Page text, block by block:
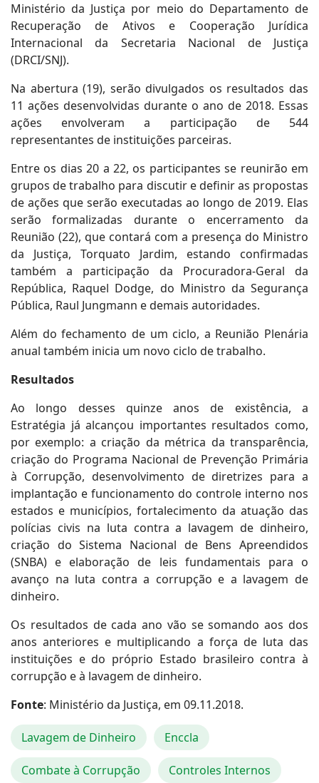
Ministério da Justiça por meio do Departamento de
Recuperação de Ativos e Cooperação Jurídica
Internacional da Secretaria Nacional de Justiça
(DRCI/SNJ).
Na abertura (19), serão divulgados os resultados das
11 ações desenvolvidas durante o ano de 2018. Essas
ações envolveram a participação de 544
representantes de instituições parceiras.
Entre os dias 20 a 22, os participantes se reunirão em
grupos de trabalho para discutir e definir as propostas
de ações que serão executadas ao longo de 2019. Elas
serão formalizadas durante o encerramento da
Reunião (22), que contará com a presença do Ministro
da Justiça, Torquato Jardim, estando confirmadas
também a participação da Procuradora-Geral da
República, Raquel Dodge, do Ministro da Segurança
Pública, Raul Jungmann e demais autoridades.
Além do fechamento de um ciclo, a Reunião Plenária
anual também inicia um novo ciclo de trabalho.
Resultados
Ao longo desses quinze anos de existência, a
Estratégia já alcançou importantes resultados como,
por exemplo: a criação da métrica da transparência,
criação do Programa Nacional de Prevenção Primária
à Corrupção, desenvolvimento de diretrizes para a
implantação e funcionamento do controle interno nos
estados e municípios, fortalecimento da atuação das
polícias civis na luta contra a lavagem de dinheiro,
criação do Sistema Nacional de Bens Apreendidos
(SNBA) e elaboração de leis fundamentais para o
avanço na luta contra a corrupção e a lavagem de
dinheiro.
Os resultados de cada ano vão se somando aos dos
anos anteriores e multiplicando a força de luta das
instituições e do próprio Estado brasileiro contra à
corrupção e à lavagem de dinheiro.
Fonte: Ministério da Justiça, em 09.11.2018.
Lavagem de Dinheiro Enccla
Combate à Corrupção Controles Internos